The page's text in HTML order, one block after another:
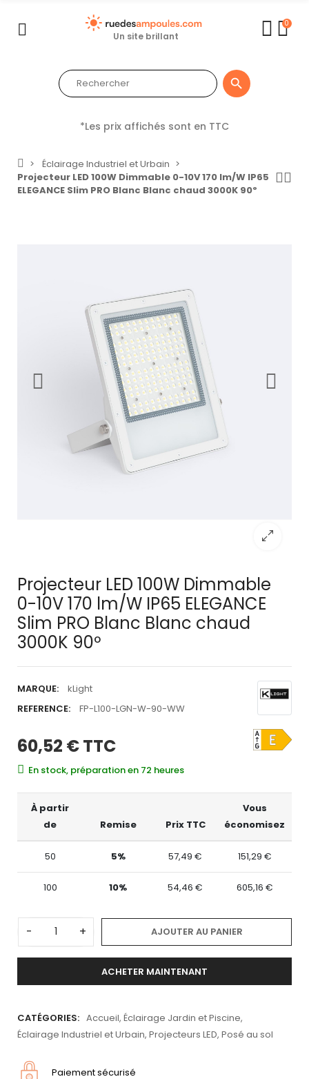
Un site brillant
0

*Les prix affichés sont en TTC
Éclairage Industriel et Urbain
Projecteur LED 100W Dimmable 0-10V 170 lm/W IP65
ELEGANCE Slim PRO Blanc Blanc chaud 3000K 90º
Projecteur LED 100W Dimmable
0-10V 170 lm/W IP65 ELEGANCE
Slim PRO Blanc Blanc chaud
3000K 90º
MARQUE:
kLight
REFERENCE:
FP-L100-LGN-W-90-WW
60,52 €TTC
En stock, préparation en 72 heures
À partir
de
Remise Prix TTC
Vous
économisez
50 5% 57,49 € 151,29 €
100 10% 54,46 € 605,16 €
- + AJOUTER AU PANIER
ACHETER MAINTENANT
CATÉGORIES: Accueil, Éclairage Jardin et Piscine,
Éclairage Industriel et Urbain, Projecteurs LED, Posé au sol
Paiement sécurisé